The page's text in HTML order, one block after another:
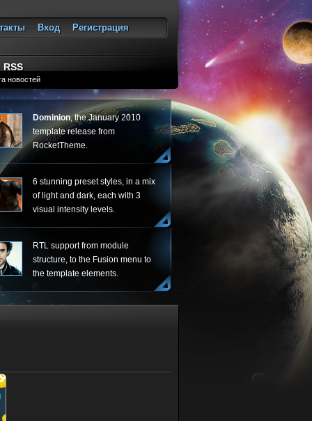
Вход
Регистрация
RSS
новостей
Dominion, the January 2010
template release from
RocketTheme.
6 stunning preset styles, in a mix
of light and dark, each with 3
visual intensity levels.
RTL support from module
structure, to the Fusion menu to
the template elements.